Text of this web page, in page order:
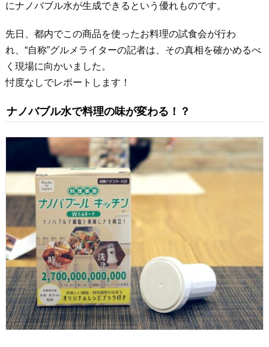
にナノバブル水が生成できるという優れものです。
先日、都内でこの商品を使ったお料理の試食会が行わ
れ、“自称”グルメライターの記者は、その真相を確かめるべ
く現場に向かいました。
忖度なしでレポートします！
ナノバブル水で料理の味が変わる！？